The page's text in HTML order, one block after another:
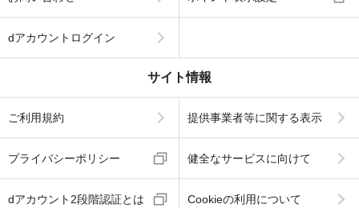
dアカウントログイン
サイト情報
ご利用規約 提供事業者等に関する表示
プライバシーポリシー 健全なサービスに向けて
dアカウント2段階認証とは Cookieの利用について